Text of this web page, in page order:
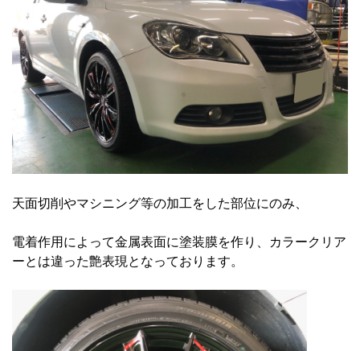
天面切削やマシニング等の加工をした部位にのみ、
電着作用によって金属表面に塗装膜を作り、カラークリア
ーとは違った艶表現となっております。